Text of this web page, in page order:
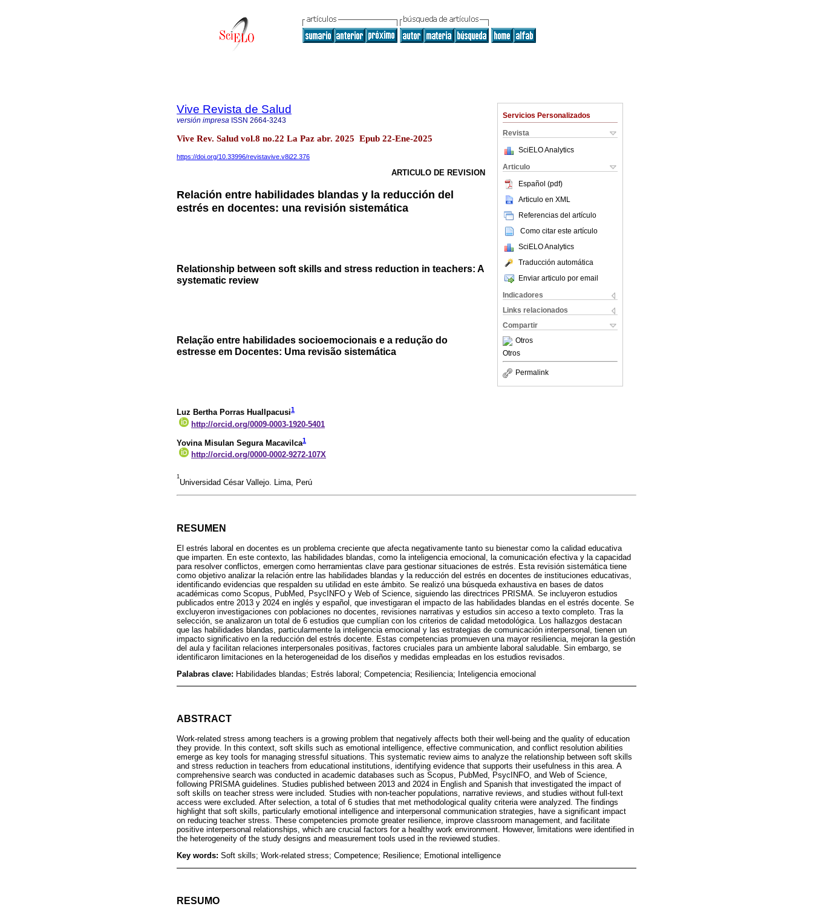
Servicios Personalizados
Revista
SciELO Analytics
Articulo
Español (pdf)
Articulo en XML
Referencias del artículo
Como citar este artículo
SciELO Analytics
Traducción automática
Enviar articulo por email
Indicadores
Links relacionados
Compartir
Otros
Otros
Permalink
Vive Revista de Salud
versión impresa ISSN 2664-3243
Vive Rev. Salud vol.8 no.22 La Paz abr. 2025 Epub 22-Ene-2025
https://doi.org/10.33996/revistavive.v8i22.376
ARTICULO DE REVISION
Relación entre habilidades blandas y la reducción del
estrés en docentes: una revisión sistemática
Relationship between soft skills and stress reduction in teachers: A
systematic review
Relação entre habilidades socioemocionais e a redução do
estresse em Docentes: Uma revisão sistemática
Luz Bertha Porras Huallpacusi1
http://orcid.org/0009-0003-1920-5401
Yovina Misulan Segura Macavilca1
http://orcid.org/0000-0002-9272-107X
1
Universidad César Vallejo. Lima, Perú
RESUMEN
El estrés laboral en docentes es un problema creciente que afecta negativamente tanto su bienestar como la calidad educativa
que imparten. En este contexto, las habilidades blandas, como la inteligencia emocional, la comunicación efectiva y la capacidad
para resolver conflictos, emergen como herramientas clave para gestionar situaciones de estrés. Esta revisión sistemática tiene
como objetivo analizar la relación entre las habilidades blandas y la reducción del estrés en docentes de instituciones educativas,
identificando evidencias que respalden su utilidad en este ámbito. Se realizó una búsqueda exhaustiva en bases de datos
académicas como Scopus, PubMed, PsycINFO y Web of Science, siguiendo las directrices PRISMA. Se incluyeron estudios
publicados entre 2013 y 2024 en inglés y español, que investigaran el impacto de las habilidades blandas en el estrés docente. Se
excluyeron investigaciones con poblaciones no docentes, revisiones narrativas y estudios sin acceso a texto completo. Tras la
selección, se analizaron un total de 6 estudios que cumplían con los criterios de calidad metodológica. Los hallazgos destacan
que las habilidades blandas, particularmente la inteligencia emocional y las estrategias de comunicación interpersonal, tienen un
impacto significativo en la reducción del estrés docente. Estas competencias promueven una mayor resiliencia, mejoran la gestión
del aula y facilitan relaciones interpersonales positivas, factores cruciales para un ambiente laboral saludable. Sin embargo, se
identificaron limitaciones en la heterogeneidad de los diseños y medidas empleadas en los estudios revisados.
Palabras clave: Habilidades blandas; Estrés laboral; Competencia; Resiliencia; Inteligencia emocional
ABSTRACT
Work-related stress among teachers is a growing problem that negatively affects both their well-being and the quality of education
they provide. In this context, soft skills such as emotional intelligence, effective communication, and conflict resolution abilities
emerge as key tools for managing stressful situations. This systematic review aims to analyze the relationship between soft skills
and stress reduction in teachers from educational institutions, identifying evidence that supports their usefulness in this area. A
comprehensive search was conducted in academic databases such as Scopus, PubMed, PsycINFO, and Web of Science,
following PRISMA guidelines. Studies published between 2013 and 2024 in English and Spanish that investigated the impact of
soft skills on teacher stress were included. Studies with non-teacher populations, narrative reviews, and studies without full-text
access were excluded. After selection, a total of 6 studies that met methodological quality criteria were analyzed. The findings
highlight that soft skills, particularly emotional intelligence and interpersonal communication strategies, have a significant impact
on reducing teacher stress. These competencies promote greater resilience, improve classroom management, and facilitate
positive interpersonal relationships, which are crucial factors for a healthy work environment. However, limitations were identified in
the heterogeneity of the study designs and measurement tools used in the reviewed studies.
Key words: Soft skills; Work-related stress; Competence; Resilience; Emotional intelligence
RESUMO